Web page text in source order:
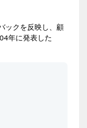
ックを反映し、顧
年に発表した